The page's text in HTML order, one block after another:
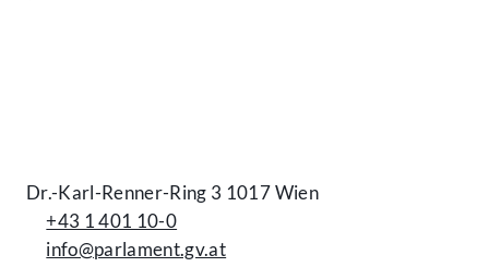
Dr.-Karl-Renner-Ring 3 1017 Wien
+43 1 401 10-0
info@parlament.gv.at